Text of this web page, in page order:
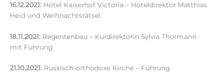
16.12.2021: Hotel Kaiserhof Victoria – Hoteldirektor Matthias
Heid und Weihnachtsrätsel
18.11.2021: Regentenbau – Kurdirektorin Sylvia Thormann
mit Führung
21.10.2021: Russisch-orthodoxe Kirche – Führung